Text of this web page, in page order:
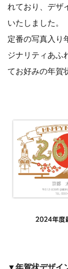
れており、デザ
いたしました。
定番の写真入り
ジナリティあふ
てお好みの年賀
▼年賀状デザイ